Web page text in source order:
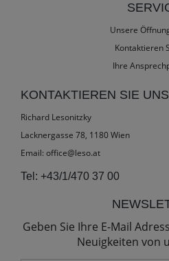
Unsere
Kontaktieren
Ihre
KONTAKTIEREN SIE UNS
Richard Lesonitzky
Lacknergasse 78, 1180 Wien
Email: office@leso.at
Tel: +43/1/470 37 00
Geben Sie Ihre E-Mail
Neuigkeiten von